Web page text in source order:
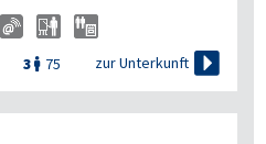
3  75 zur Unterkunft 